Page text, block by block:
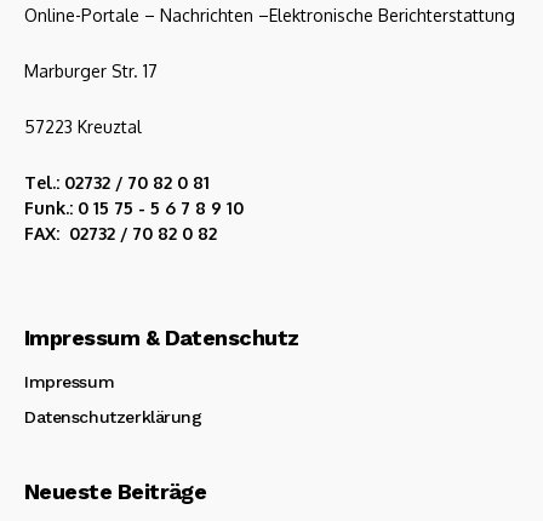
Online-Portale – Nachrichten –Elektronische Berichterstattung
Marburger Str. 17
57223 Kreuztal
Tel.: 02732 / 70 82 0 81
Funk.: 0 15 75 - 5 6 7 8 9 10
FAX: 02732 / 70 82 0 82
Impressum & Datenschutz
Impressum
Datenschutzerklärung
Neueste Beiträge